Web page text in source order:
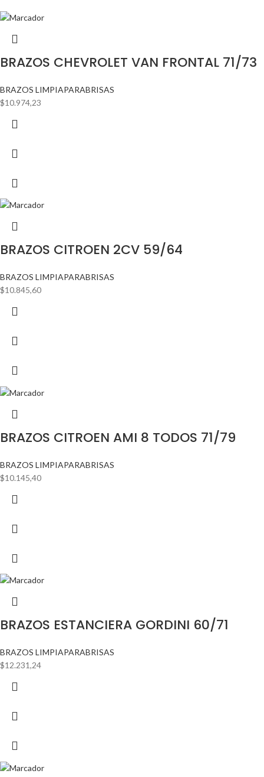
BRAZOS CHEVROLET VAN FRONTAL 71/73
BRAZOS LIMPIAPARABRISAS
$10.974,23
BRAZOS CITROEN 2CV 59/64
BRAZOS LIMPIAPARABRISAS
$10.845,60
BRAZOS CITROEN AMI 8 TODOS 71/79
BRAZOS LIMPIAPARABRISAS
$10.145,40
BRAZOS ESTANCIERA GORDINI 60/71
BRAZOS LIMPIAPARABRISAS
$12.231,24